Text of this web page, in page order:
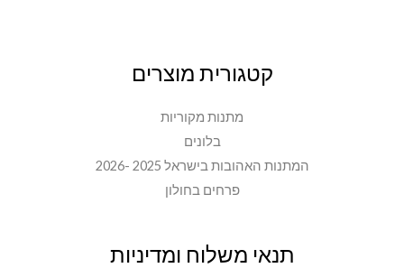
קטגורית מוצרים
מתנות מקוריות
בלונים
המתנות האהובות בישראל 2025 -2026
פרחים בחולון
תנאי משלוח ומדיניות